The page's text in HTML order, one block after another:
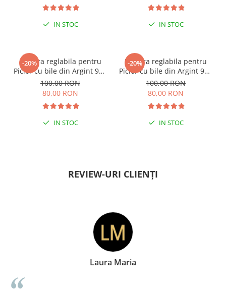
IN STOC IN STOC
-20%
Bratara reglabila pentru
Picior cu bile din Argint 925
si margele Miyuki rosii
100,00 RON
80,00 RON
IN STOC
-20%
Bratara reglabila pentru
Picior cu bile din Argint 925
si margele Miyuki verzi
100,00 RON
80,00 RON
IN STOC
REVIEW-URI CLIENȚI